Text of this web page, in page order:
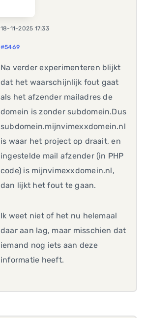
18-11-2025 17:33
#5469
Na verder experimenteren blijkt
dat het waarschijnlijk fout gaat
als het afzender mailadres de
domein is zonder subdomein.Dus
subdomein.mijnvimexxdomein.nl
is waar het project op draait, en
ingestelde mail afzender (in PHP
code) is mijnvimexxdomein.nl,
dan lijkt het fout te gaan.
Ik weet niet of het nu helemaal
daar aan lag, maar misschien dat
iemand nog iets aan deze
informatie heeft.